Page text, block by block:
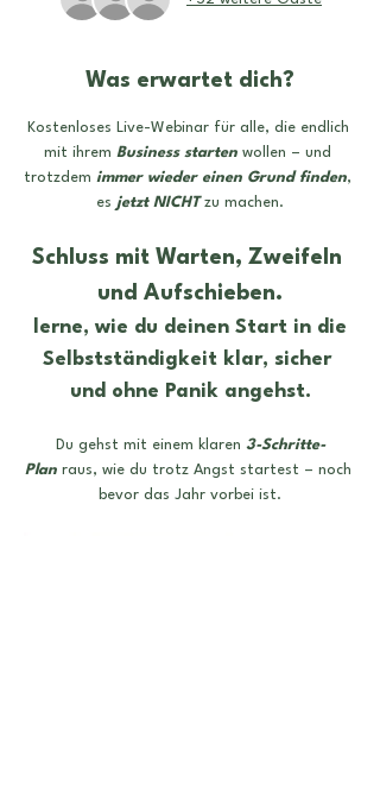
Was erwartet dich?
Kostenloses Live-Webinar für alle, die endlich
mit ihrem Business starten wollen – und
trotzdem immer wieder einen Grund finden,
es jetzt NICHT zu machen.
Schluss mit Warten, Zweifeln
und Aufschieben.
Selbstständigkeit klar, sicher
und ohne Panik angehst.
Du gehst mit einem klaren 3-Schritte-
Plan raus, wie du trotz Angst startest – noch
bevor das Jahr vorbei ist.